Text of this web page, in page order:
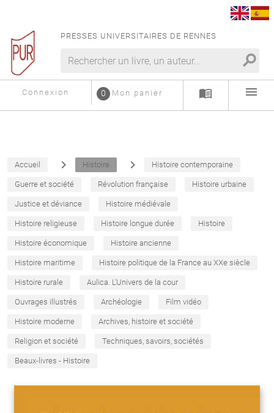
PRESSES UNIVERSITAIRES DE RENNES
search
Connexion Mon panier
0 menu_book menu
Accueil navigate_next Histoire navigate_next Histoire contemporaine
Guerre et société Révolution française Histoire urbaine
Justice et déviance Histoire médiévale
Histoire religieuse Histoire longue durée Histoire
Histoire économique Histoire ancienne
Histoire maritime Histoire politique de la France au XXe siècle
Histoire rurale Aulica. L'Univers de la cour
Ouvrages illustrés Archéologie Film vidéo
Histoire moderne Archives, histoire et société
Religion et société Techniques, savoirs, sociétés
Beaux-livres - Histoire